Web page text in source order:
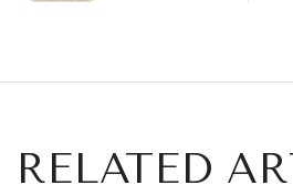
定
RELATED